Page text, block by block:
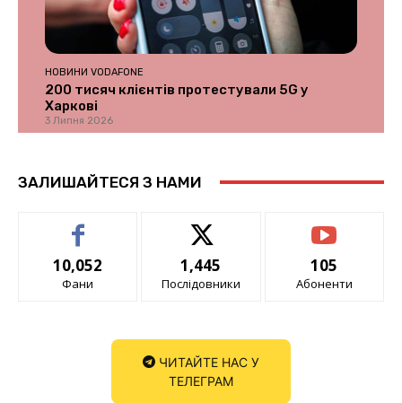
НОВИНИ VODAFONE
200 тисяч клієнтів протестували 5G у
Харкові
3 Липня 2026
ЗАЛИШАЙТЕСЯ З НАМИ
10,052
Фани
1,445
Послідовники
105
Абоненти
ЧИТАЙТЕ НАС У
ТЕЛЕГРАМ